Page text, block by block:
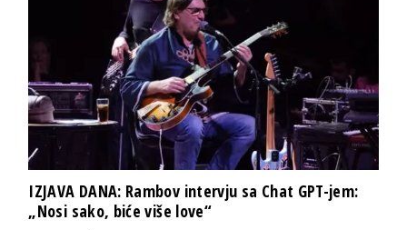
IZJAVA DANA: Rambov intervju sa Chat GPT-jem:
„Nosi sako, biće više love“